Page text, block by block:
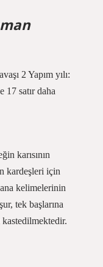
2 Yapım yılı:
satır daha
karısının
kardeşleri için
kelimelerinin
tek başlarına
kastedilmektedir.